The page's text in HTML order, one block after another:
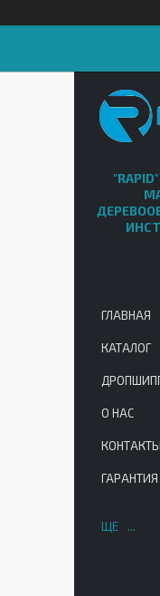
ГЛАВНАЯ
КАТАЛОГ
О НАС
КОНТАКТЫ
ЩЕ